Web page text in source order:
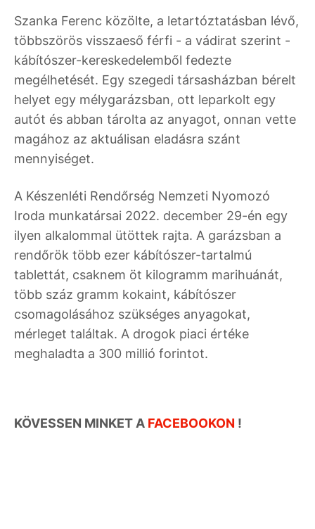
Szanka Ferenc közölte, a letartóztatásban lévő,
többszörös visszaeső férfi - a vádirat szerint -
kábítószer-kereskedelemből fedezte
megélhetését. Egy szegedi társasházban bérelt
helyet egy mélygarázsban, ott leparkolt egy
autót és abban tárolta az anyagot, onnan vette
magához az aktuálisan eladásra szánt
mennyiséget.
A Készenléti Rendőrség Nemzeti Nyomozó
Iroda munkatársai 2022. december 29-én egy
ilyen alkalommal ütöttek rajta. A garázsban a
rendőrök több ezer kábítószer-tartalmú
tablettát, csaknem öt kilogramm marihuánát,
több száz gramm kokaint, kábítószer
csomagolásához szükséges anyagokat,
mérleget találtak. A drogok piaci értéke
meghaladta a 300 millió forintot.
KÖVESSEN MINKET A FACEBOOKON !